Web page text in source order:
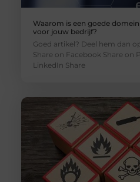
Waarom is een goede
voor jouw bedrijf?
Goed artikel? Deel hem dan
Share on Facebook Share on
LinkedIn Share